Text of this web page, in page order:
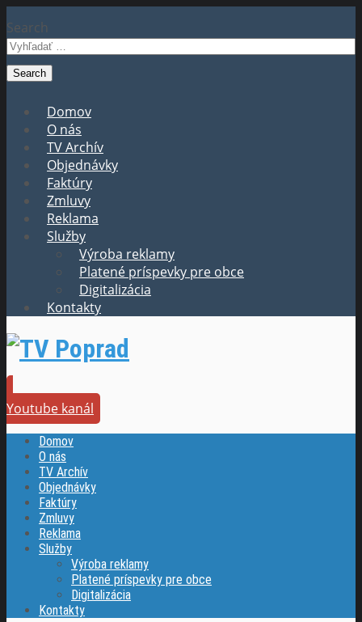
Search
Domov
O nás
TV Archív
Objednávky
Faktúry
Zmluvy
Reklama
Služby
Výroba reklamy
Platené príspevky pre obce
Digitalizácia
Kontakty
Youtube kanál
Domov
O nás
TV Archív
Objednávky
Faktúry
Zmluvy
Reklama
Služby
Výroba reklamy
Platené príspevky pre obce
Digitalizácia
Kontakty